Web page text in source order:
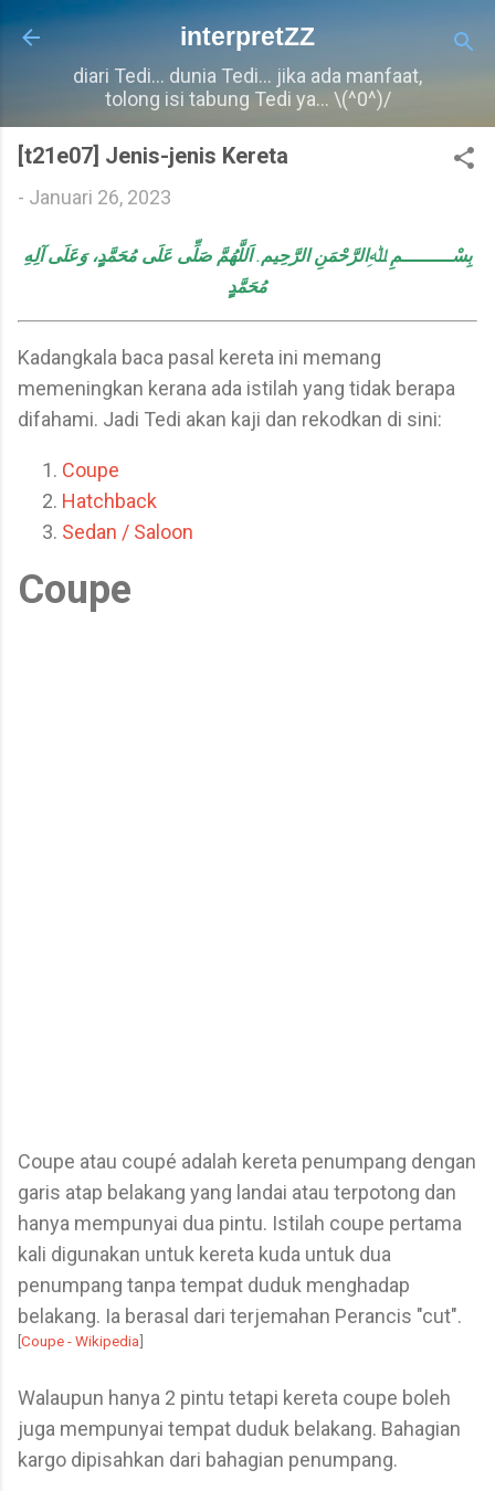
Langkau ke kandungan utama
interpretZZ
diari Tedi... dunia Tedi... jika ada manfaat,
tolong isi tabung Tedi ya... \(^0^)/
[t21e07] Jenis-jenis Kereta
- Januari 26, 2023
بِسْـــــــــمِ ﷲِالرَّحْمَنِ الرَّحِيم.اَللَّهُمَّ صَلِّى عَلَى مُحَمَّدٍٍ، وَعَلَى آلِهِ
مُحَمَّدٍٍ
Kadangkala baca pasal kereta ini memang
memeningkan kerana ada istilah yang tidak berapa
difahami. Jadi Tedi akan kaji dan rekodkan di sini:
Coupe
Hatchback
Sedan / Saloon
Coupe
Coupe atau coupé adalah kereta penumpang dengan
garis atap belakang yang landai atau terpotong dan
hanya mempunyai dua pintu. Istilah coupe pertama
kali digunakan untuk kereta kuda untuk dua
penumpang tanpa tempat duduk menghadap
belakang. Ia berasal dari terjemahan Perancis "cut".
[Coupe - Wikipedia]
Walaupun hanya 2 pintu tetapi kereta coupe boleh
juga mempunyai tempat duduk belakang. Bahagian
kargo dipisahkan dari bahagian penumpang.